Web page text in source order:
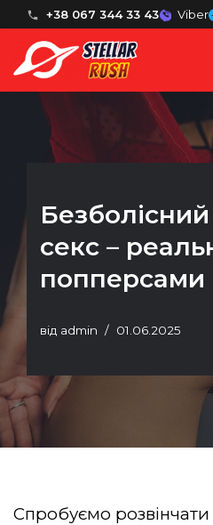
Перейти
до
вмісту
+38 067 344 33 43 Viber
секс –
попперсами
від admin 01.06.2025
Спробуємо